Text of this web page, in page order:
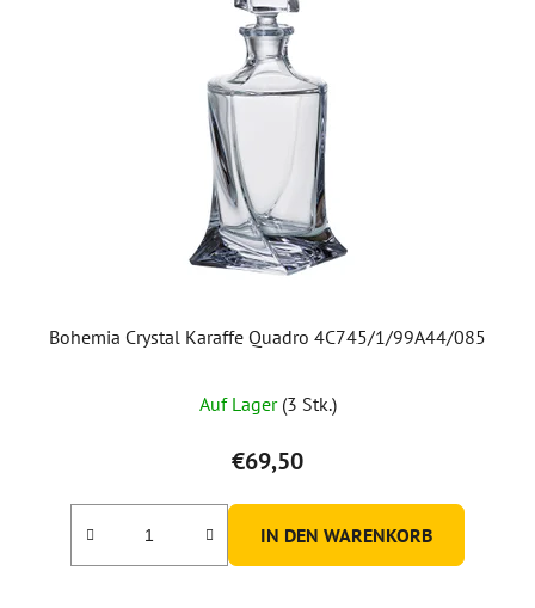
Bohemia Crystal Karaffe Quadro 4C745/1/99A44/085
durchschnittliche
Produktbewertung
ist
5,0
von
Auf Lager (3 Stk.)
€69,50
IN DEN WARENKORB